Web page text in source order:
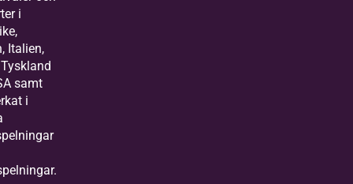
i
Italien,
samt
i